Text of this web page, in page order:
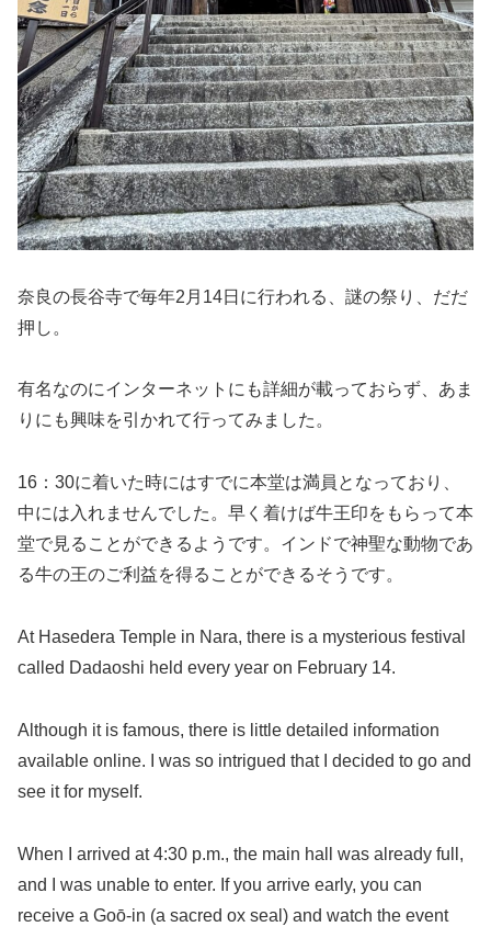
奈良の長谷寺で毎年2月14日に行われる、謎の祭り、だだ
押し。
有名なのにインターネットにも詳細が載っておらず、あま
りにも興味を引かれて行ってみました。
16：30に着いた時にはすでに本堂は満員となっており、
中には入れませんでした。早く着けば牛王印をもらって本
堂で見ることができるようです。インドで神聖な動物であ
る牛の王のご利益を得ることができるそうです。
At Hasedera Temple in Nara, there is a mysterious festival
called Dadaoshi held every year on February 14.
Although it is famous, there is little detailed information
available online. I was so intrigued that I decided to go and
see it for myself.
When I arrived at 4:30 p.m., the main hall was already full,
and I was unable to enter. If you arrive early, you can
receive a Goō-in (a sacred ox seal) and watch the event